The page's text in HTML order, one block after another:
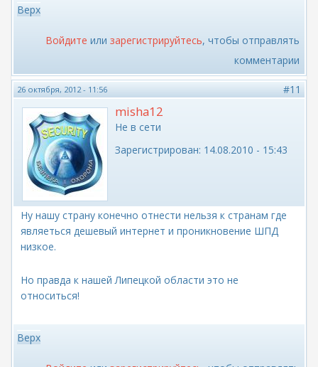
Верх
Войдите или зарегистрируйтесь, чтобы отправлять
комментарии
26 октября, 2012 - 11:56 #11
misha12
Не в сети
Зарегистрирован: 14.08.2010 - 15:43
Ну нашу страну конечно отнести нельзя к странам где
являеться дешевый интернет и проникновение ШПД
низкое.
Но правда к нашей Липецкой области это не
относиться!
Верх